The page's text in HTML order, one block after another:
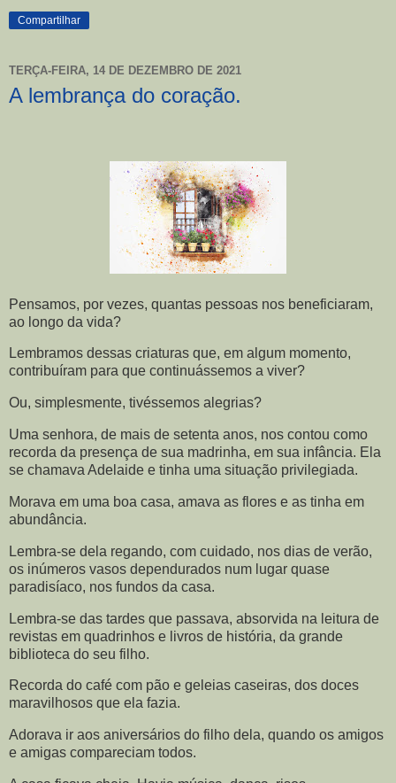
Compartilhar
TERÇA-FEIRA, 14 DE DEZEMBRO DE 2021
A lembrança do coração.
Pensamos, por vezes, quantas pessoas nos beneficiaram,
ao longo da vida?
Lembramos dessas criaturas que, em algum momento,
contribuíram para que continuássemos a viver?
Ou, simplesmente, tivéssemos alegrias?
Uma senhora, de mais de setenta anos, nos contou como
recorda da presença de sua madrinha, em sua infância. Ela
se chamava Adelaide e tinha uma situação privilegiada.
Morava em uma boa casa, amava as flores e as tinha em
abundância.
Lembra-se dela regando, com cuidado, nos dias de verão,
os inúmeros vasos dependurados num lugar quase
paradisíaco, nos fundos da casa.
Lembra-se das tardes que passava, absorvida na leitura de
revistas em quadrinhos e livros de história, da grande
biblioteca do seu filho.
Recorda do café com pão e geleias caseiras, dos doces
maravilhosos que ela fazia.
Adorava ir aos aniversários do filho dela, quando os amigos
e amigas compareciam todos.